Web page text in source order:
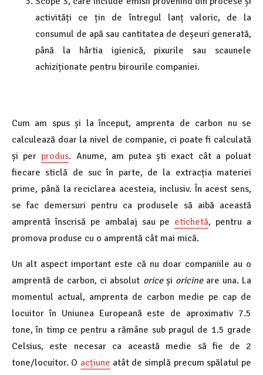
activități ce țin de întregul lanț valoric, de la
consumul de apă sau cantitatea de deșeuri generată,
până la hârtia igienică, pixurile sau scaunele
achiziționate pentru birourile companiei.
Cum am spus și la început, amprenta de carbon nu se
calculează doar la nivel de companie, ci poate fi calculată
și per produs. Anume, am putea ști exact cât a poluat
fiecare sticlă de suc în parte, de la extracția materiei
prime, până la reciclarea acesteia, inclusiv. În acest sens,
se fac demersuri pentru ca produsele să aibă această
amprentă înscrisă pe ambalaj sau pe etichetă, pentru a
promova produse cu o amprentă cât mai mică.
Un alt aspect important este că nu doar companiile au o
amprentă de carbon, ci absolut oriceși oricineare una. La
momentul actual, amprenta de carbon medie pe cap de
locuitor în Uniunea Europeană este de aproximativ 7.5
tone, în timp ce pentru a rămâne sub pragul de 1.5 grade
Celsius, este necesar ca această medie să fie de 2
tone/locuitor. O acțiune atât de simplă precum spălatul pe